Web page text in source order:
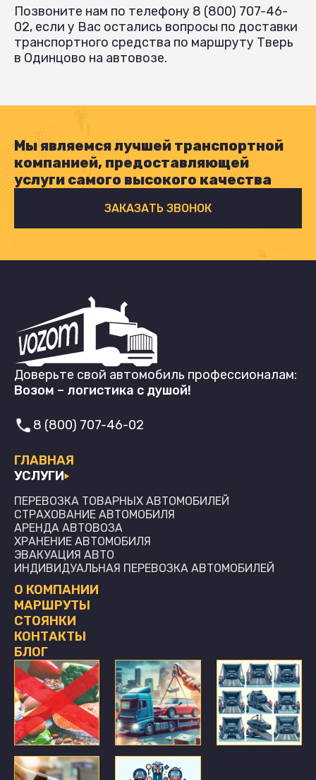
Позвоните нам по телефону 8 (800) 707-46-
02, если у Вас остались вопросы по доставки
транспортного средства по маршруту Тверь
в Одинцово на автовозе.
Мы являемся лучшей транспортной
компанией, предоставляющей
услуги самого высокого качества
ЗАКАЗАТЬ ЗВОНОК
Доверьте свой автомобиль профессионалам:
Возом – логистика с душой!
ГЛАВНАЯ
УСЛУГИ
ПЕРЕВОЗКА ТОВАРНЫХ АВТОМОБИЛЕЙ
СТРАХОВАНИЕ АВТОМОБИЛЯ
АРЕНДА АВТОВОЗА
ХРАНЕНИЕ АВТОМОБИЛЯ
ЭВАКУАЦИЯ АВТО
ИНДИВИДУАЛЬНАЯ ПЕРЕВОЗКА АВТОМОБИЛЕЙ
О КОМПАНИИ
МАРШРУТЫ
СТОЯНКИ
КОНТАКТЫ
БЛОГ
8 (800) 707-46-02